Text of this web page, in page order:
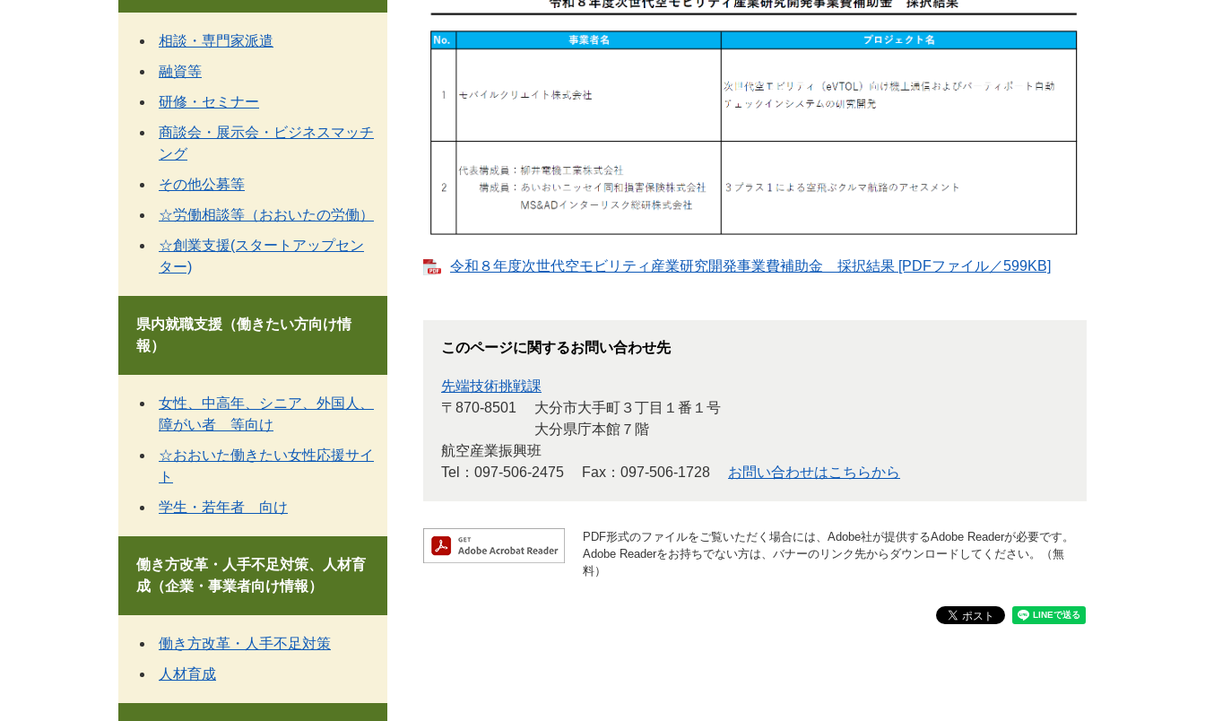
令和８年度次世代空モビリティ産業研究開発事業費補助金 採択結果 [PDFファイル／599KB]
このページに関するお問い合わせ先
先端技術挑戦課
〒870-8501
大分市大手町３丁目１番１号
大分県庁本館７階
航空産業振興班
Tel：097-506-2475
Fax：097-506-1728 お問い合わせはこちらから
PDF形式のファイルをご覧いただく場合には、Adobe社が提供するAdobe Readerが必要です。
Adobe Readerをお持ちでない方は、バナーのリンク先からダウンロードしてください。（無
料）
相談・専門家派遣
融資等
研修・セミナー
商談会・展示会・ビジネスマッチ
ング
その他公募等
☆労働相談等（おおいたの労働）
☆創業支援(スタートアップセン
ター)
県内就職支援（働きたい方向け情
報）
女性、中高年、シニア、外国人、
障がい者 等向け
☆おおいた働きたい女性応援サイ
ト
学生・若年者 向け
働き方改革・人手不足対策、人材育
成（企業・事業者向け情報）
働き方改革・人手不足対策
人材育成